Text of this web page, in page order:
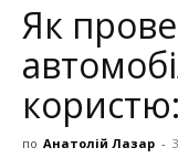
Як
по Анатолій Лазар -